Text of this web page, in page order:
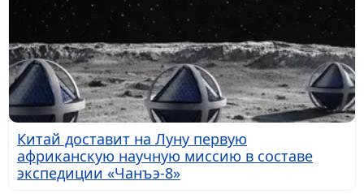
Китай доставит на Луну первую
африканскую научную миссию в составе
экспедиции «Чанъэ-8»